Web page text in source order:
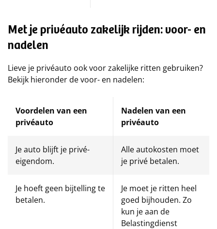
Met je privéauto zakelijk rijden: voor- en
nadelen
Lieve je privéauto ook voor zakelijke ritten gebruiken?
Bekijk hieronder de voor- en nadelen:
Voordelen van een
privéauto
Nadelen van een
privéauto
Je auto blijft je privé-
eigendom.
Alle autokosten moet
je privé betalen.
Je hoeft geen bijtelling te
betalen.
Je moet je ritten heel
goed bijhouden. Zo
kun je aan de
Belastingdienst